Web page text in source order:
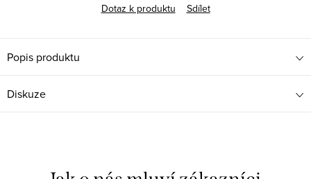
Dotaz k produktu Sdílet
Popis produktu
Diskuze